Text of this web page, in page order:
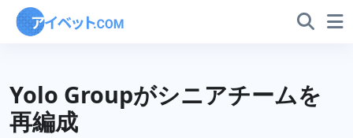
Yolo Groupがシニアチームを
再編成